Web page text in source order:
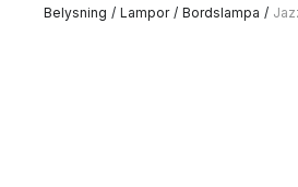
Belysning / Lampor / Bordslampa /